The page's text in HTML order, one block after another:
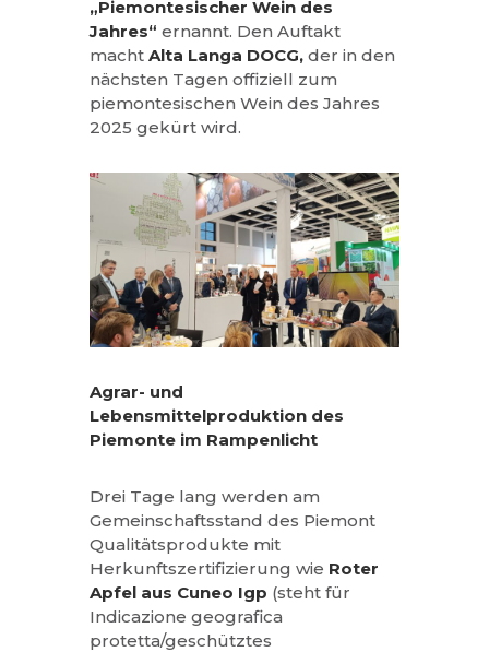
„Piemontesischer Wein des
Jahres“ ernannt. Den Auftakt
machtAlta Langa DOCG, der in den
nächsten Tagen offiziell zum
piemontesischen Wein des Jahres
2025 gekürt wird.
Agrar- und
Lebensmittelproduktion des
Piemonte im Rampenlicht
Drei Tage lang werden am
Gemeinschaftsstand des Piemont
Qualitätsprodukte mit
Herkunftszertifizierung wie Roter
Apfel aus Cuneo Igp (steht für
Indicazione geografica
protetta/geschütztes